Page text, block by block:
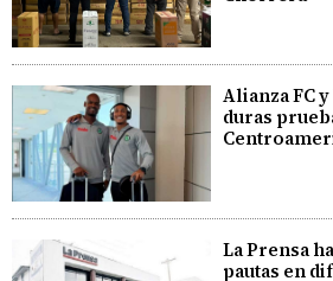
Alianza FC
duras
La Prensa
pautas en